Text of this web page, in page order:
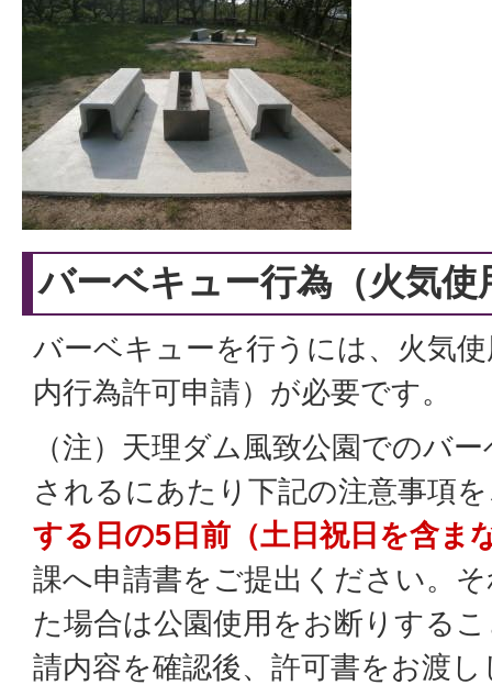
バーベキュー行為（火気使
バーベキューを行うには、火気
内行為許可申請）が必要です。
（注）天理ダム風致公園でのバ
されるにあたり下記の注意事項
する日の5日前（土日祝日を含ま
課へ申請書をご提出ください。
た場合は公園使用をお断りする
請内容を確認後、許可書をお渡